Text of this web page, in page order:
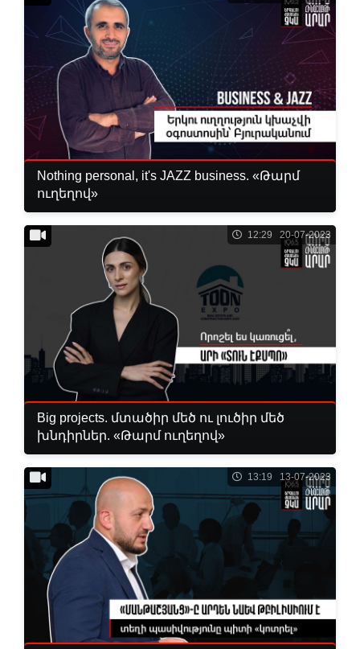
Nothing personal, it's JAZZ business. «Թարմ
ուղեղով»
12:29 20-07-2023
Big projects. մտածիր մեծ ու լուծիր մեծ
խնդիրներ. «Թարմ ուղեղով»
13:19 13-07-2023